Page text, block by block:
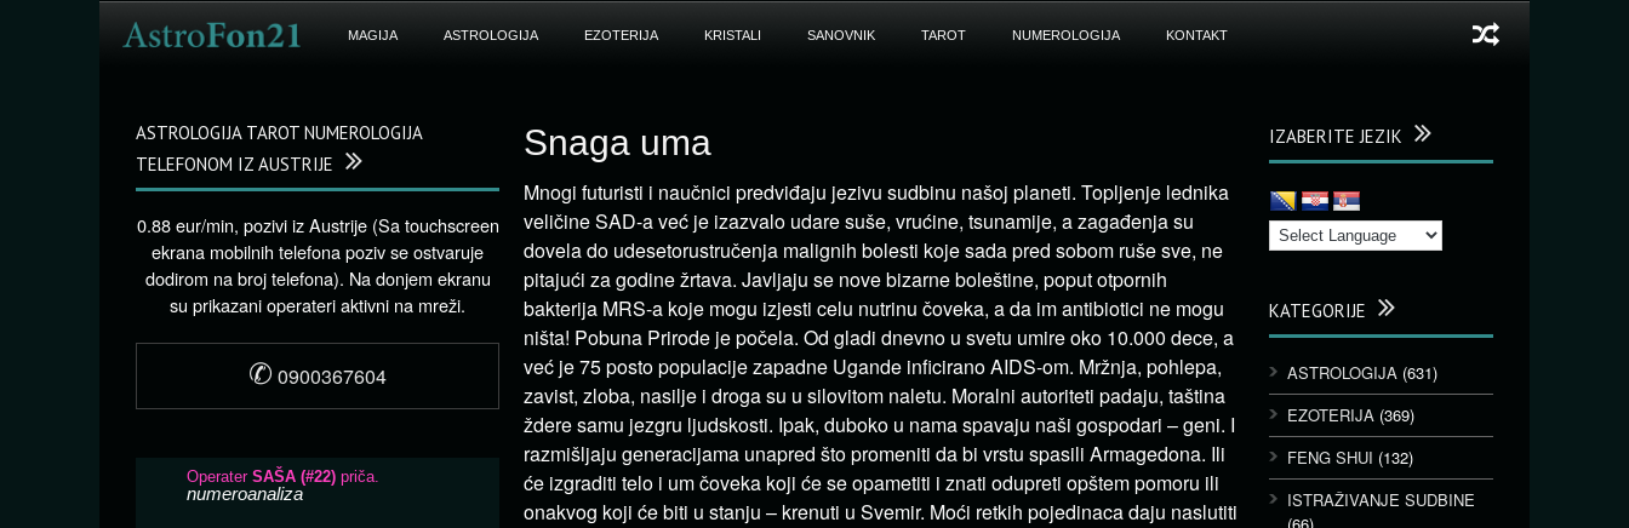
MAGIJA ASTROLOGIJA EZOTERIJA KRISTALI SANOVNIK TAROT NUMEROLOGIJA KONTAKT
Snaga uma
Mnogi futuristi i naučnici predviđaju jezivu sudbinu našoj planeti. Topljenje lednika
veličine SAD-a već je izazvalo udare suše, vrućine, tsunamije, a zagađenja su
dovela do udesetorustručenja malignih bolesti koje sada pred sobom ruše sve, ne
pitajući za godine žrtava. Javljaju se nove bizarne boleštine, poput otpornih
bakterija MRS-a koje mogu izjesti celu nutrinu čoveka, a da im antibiotici ne mogu
ništa! Pobuna Prirode je počela. Od gladi dnevno u svetu umire oko 10.000 dece, a
već je 75 posto populacije zapadne Ugande inficirano AIDS-om. Mržnja, pohlepa,
zavist, zloba, nasilje i droga su u silovitom naletu. Moralni autoriteti padaju, taština
ždere samu jezgru ljudskosti. Ipak, duboko u nama spavaju naši gospodari – geni. I
razmišljaju generacijama unapred što promeniti da bi vrstu spasili Armagedona. Ili
će izgraditi telo i um čoveka koji će se opametiti i znati odupreti opštem pomoru ili
onakvog koji će biti u stanju – krenuti u Svemir. Moći retkih pojedinaca daju naslutiti
IZABERITE JEZIK
KATEGORIJE
ASTROLOGIJA (631)
EZOTERIJA (369)
FENG SHUI (132)
ISTRAŽIVANJE SUDBINE
ASTROLOGIJA TAROT NUMEROLOGIJA
TELEFONOM IZ AUSTRIJE
0.88 eur/min, pozivi iz Austrije (Sa touchscreen
ekrana mobilnih telefona poziv se ostvaruje
dodirom na broj telefona). Na donjem ekranu
su prikazani operateri aktivni na mreži.
✆ 0900367604